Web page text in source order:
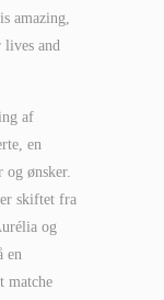
amazing,
and
af
en
og ønsker.
skiftet fra
og
en
matche